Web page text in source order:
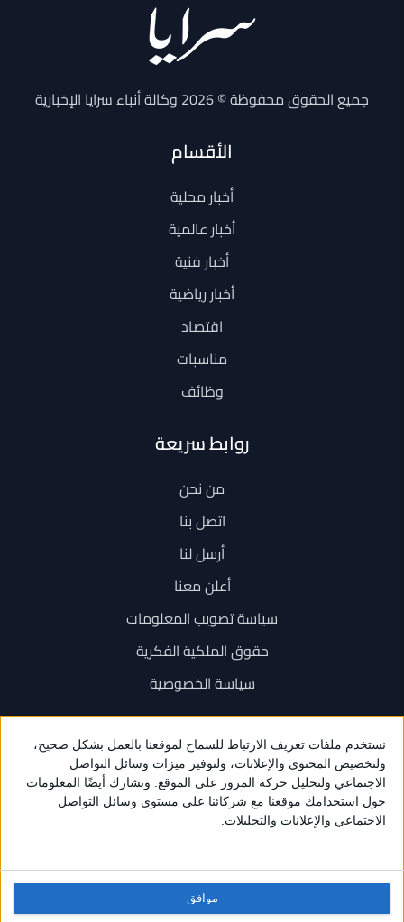
موافق
جميع الحقوق محفوظة © 2026 وكالة أنباء سرايا الإخبارية
الأقسام
أخبار محلية
أخبار عالمية
أخبار فنية
أخبار رياضية
اقتصاد
مناسبات
وظائف
روابط سريعة
من نحن
اتصل بنا
أرسل لنا
أعلن معنا
سياسة تصويب المعلومات
حقوق الملكية الفكرية
سياسة الخصوصية
اتصل بنا
+962 6 534 1777
+962 79 202 7000